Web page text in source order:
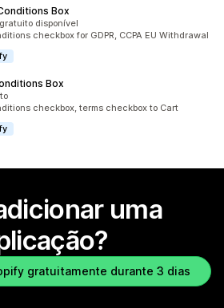
Box
disponível
checkbox for GDPR, CCPA EU Withdrawal
Box
checkbox, terms checkbox to Cart
uma
gratuitamente durante 3 dias